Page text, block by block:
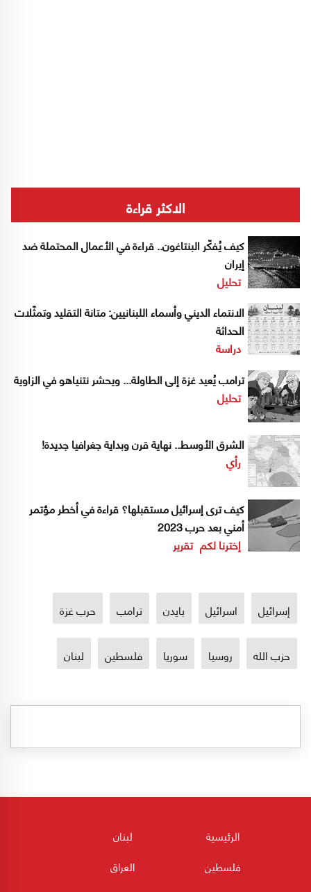
الاكثر قراءة
كيف يُفكّر البنتاغون.. قراءة في الأعمال المحتملة ضد
إيران
تحليل
الانتماء الديني وأسماء اللبنانيين: متانة التقليد وتمثّلات
الحداثة
دراسة
ترامب يُعيد غزة إلى الطاولة... ويحشر نتنياهو في الزاوية
تحليل
الشرق الأوسط.. نهاية قرن وبداية جغرافيا جديدة!
رأي
كيف ترى إسرائيل مستقبلها؟ قراءة في أخطر مؤتمر
أمني بعد حرب 2023
إخترنا لكم تقرير
إسرائيل اسرائيل بايدن ترامب حرب غزة
حزب الله روسيا سوريا فلسطين لبنان
الرئيسية
لبنان
فلسطين
العراق